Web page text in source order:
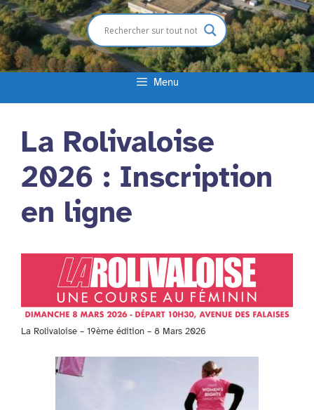
Menu
La Rolivaloise
2026 : Inscription
en ligne
La Rolivaloise – 19ème édition – 8 Mars 2026